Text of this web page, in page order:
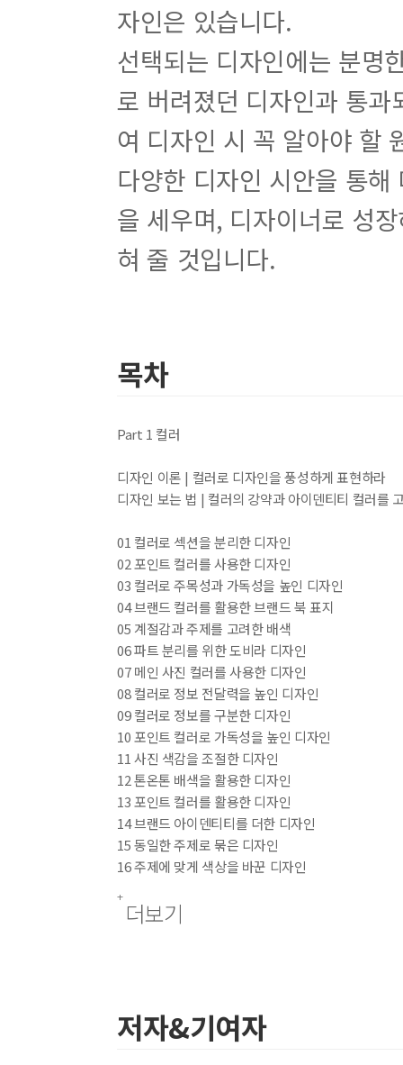
자인은 있습니다.
선택되는 디자인에는 분명
로 버려졌던 디자인과 통
여 디자인 시 꼭 알아야 할
다양한 디자인 시안을 통
을 세우며, 디자이너로 성
혀 줄 것입니다.
목차
Part 1 컬러
디자인 이론 | 컬러로 디자인을 풍성하게 표현하라
디자인 보는 법 | 컬러의 강약과 아이덴티티 컬러를
01 컬러로 섹션을 분리한 디자인
02 포인트 컬러를 사용한 디자인
03 컬러로 주목성과 가독성을 높인 디자인
04 브랜드 컬러를 활용한 브랜드 북 표지
05 계절감과 주제를 고려한 배색
06 파트 분리를 위한 도비라 디자인
07 메인 사진 컬러를 사용한 디자인
08 컬러로 정보 전달력을 높인 디자인
09 컬러로 정보를 구분한 디자인
10 포인트 컬러로 가독성을 높인 디자인
11 사진 색감을 조절한 디자인
12 톤온톤 배색을 활용한 디자인
13 포인트 컬러를 활용한 디자인
14 브랜드 아이덴티티를 더한 디자인
15 동일한 주제로 묶은 디자인
16 주제에 맞게 색상을 바꾼 디자인
18 배경을 조절해 사진을 강조한 디자인
Part 2 그리드
더보기
저자&기여자